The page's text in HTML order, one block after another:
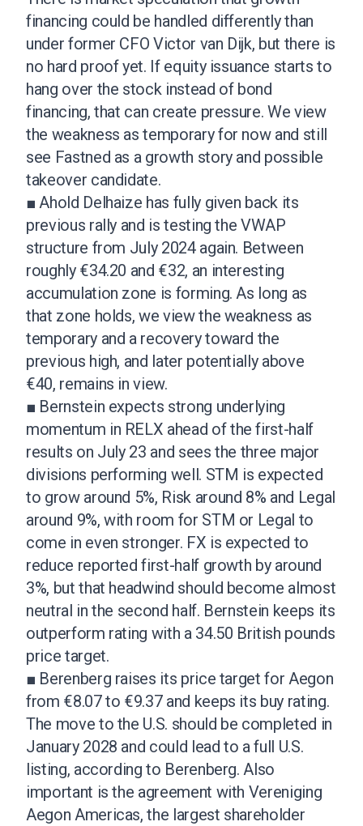
financing could be handled differently than
under former CFO Victor van Dijk, but there is
no hard proof yet. If equity issuance starts to
hang over the stock instead of bond
financing, that can create pressure. We view
the weakness as temporary for now and still
see Fastned as a growth story and possible
takeover candidate.
■ Ahold Delhaize has fully given back its
previous rally and is testing the VWAP
structure from July 2024 again. Between
roughly €34.20 and €32, an interesting
accumulation zone is forming. As long as
that zone holds, we view the weakness as
temporary and a recovery toward the
previous high, and later potentially above
€40, remains in view.
■ Bernstein expects strong underlying
momentum in RELX ahead of the first-half
results on July 23 and sees the three major
divisions performing well. STM is expected
to grow around 5%, Risk around 8% and Legal
around 9%, with room for STM or Legal to
come in even stronger. FX is expected to
reduce reported first-half growth by around
3%, but that headwind should become almost
neutral in the second half. Bernstein keeps its
outperform rating with a 34.50 British pounds
price target.
■ Berenberg raises its price target for Aegon
from €8.07 to €9.37 and keeps its buy rating.
The move to the U.S. should be completed in
January 2028 and could lead to a full U.S.
listing, according to Berenberg. Also
important is the agreement with Vereniging
Aegon Americas, the largest shareholder